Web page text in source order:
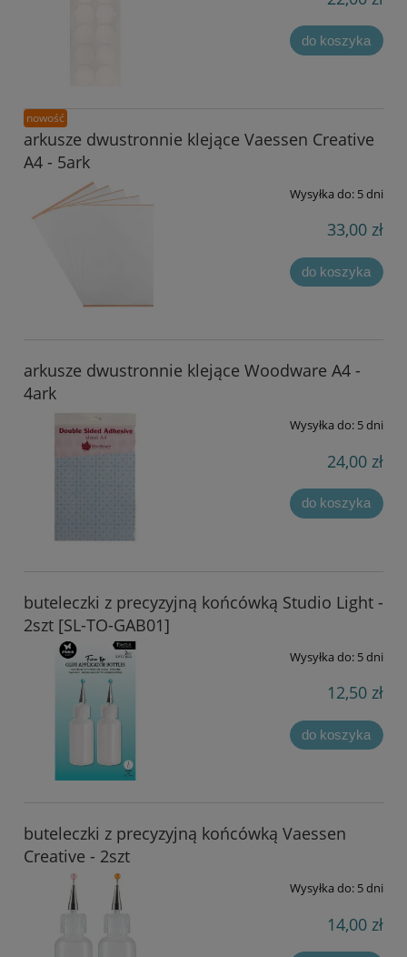
do koszyka
arkusze dwustronnie klejące Vaessen Creative
A4 - 5ark
Wysyłka do: 5 dni
33,00 zł
do koszyka
nowość
arkusze dwustronnie klejące Woodware A4 -
4ark
Wysyłka do: 5 dni
24,00 zł
do koszyka
buteleczki z precyzyjną końcówką Studio Light -
2szt [SL-TO-GAB01]
Wysyłka do: 5 dni
12,50 zł
do koszyka
buteleczki z precyzyjną końcówką Vaessen
Creative - 2szt
Wysyłka do: 5 dni
14,00 zł